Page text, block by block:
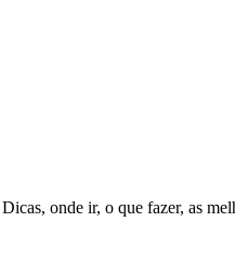
onde ir, o que fazer, as